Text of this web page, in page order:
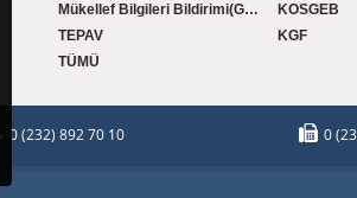
Mükellef Bilgileri Bildirimi(GİB)
KOSGEB
TEPAV
KGF
TÜMÜ
0 (232) 892 70 10 0